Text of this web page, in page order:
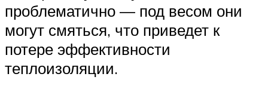
проблематично — под весом они
могут смяться, что приведет к
потере эффективности
теплоизоляции.